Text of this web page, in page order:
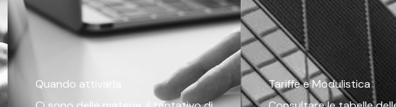
Quando attivarla
Tariffe e Modulistica